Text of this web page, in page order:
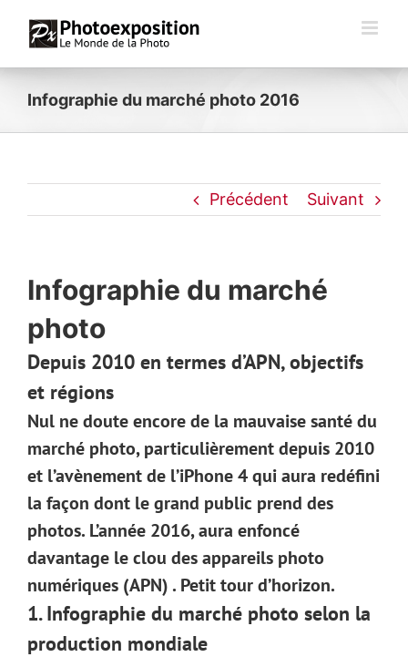
Infographie du marché photo 2016
Précédent Suivant
Infographie du marché
photo
Depuis 2010 en termes d’APN, objectifs
et régions
Nul ne doute encore de la mauvaise santé du
marché photo, particulièrement depuis 2010
et l’avènement de l’iPhone 4 qui aura redéfini
la façon dont le grand public prend des
photos. L’année 2016, aura enfoncé
davantage le clou des appareils photo
numériques (APN) . Petit tour d’horizon.
1. Infographie du marché photo selon la
production mondiale